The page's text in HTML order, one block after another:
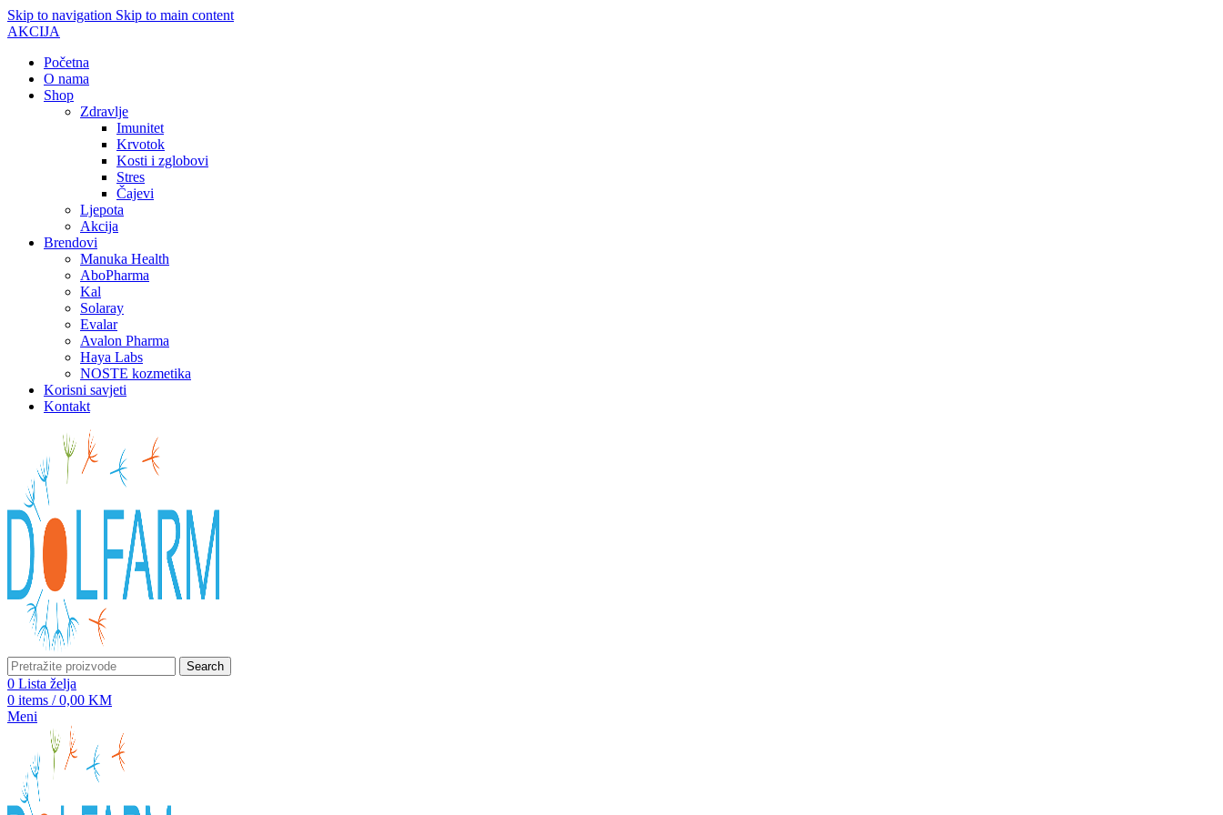
Skip to navigation Skip to main content
AKCIJA
Početna
O nama
Shop
Zdravlje
Imunitet
Krvotok
Kosti i zglobovi
Stres
Čajevi
Ljepota
Akcija
Brendovi
Manuka Health
AboPharma
Kal
Solaray
Evalar
Avalon Pharma
Haya Labs
NOSTE kozmetika
Korisni savjeti
Kontakt
Search
0 Lista želja
0 items / 0,00 KM
Meni